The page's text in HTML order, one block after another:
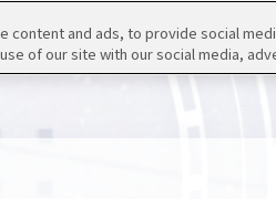
content and ads, to provide social
of our site with our social media,